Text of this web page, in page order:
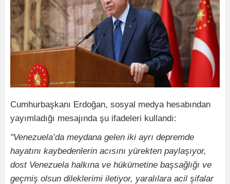
Cumhurbaşkanı Erdoğan, sosyal medya hesabından
yayımladığı mesajında şu ifadeleri kullandı:
"Venezuela’da meydana gelen iki ayrı depremde
hayatını kaybedenlerin acısını yürekten paylaşıyor,
dost Venezuela halkına ve hükümetine başsağlığı ve
geçmiş olsun dileklerimi iletiyor, yaralılara acil şifalar